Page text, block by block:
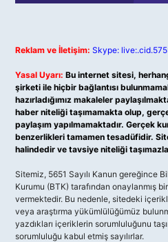
Reklam ve İletişim: Skype:
Yasal Uyarı: Bu internet sitesi,
şirketi ile hiçbir bağlantısı
hazırladığımız makaleler
haber niteliği taşımamakta olup,
paylaşım yapılmamaktadır. Gerçek
benzerlikleri tamamen tesadüfidir.
halindedir ve tavsiye niteliği
Sitemiz, 5651 Sayılı Kanun gereğince
Kurumu (BTK) tarafından onaylanmış
vermektedir. Bu nedenle, sitedeki
veya araştırma yükümlülüğümüz
yazdıkları içeriklerin sorumluluğunu
sorumluluğu kabul etmiş sayılırlar.